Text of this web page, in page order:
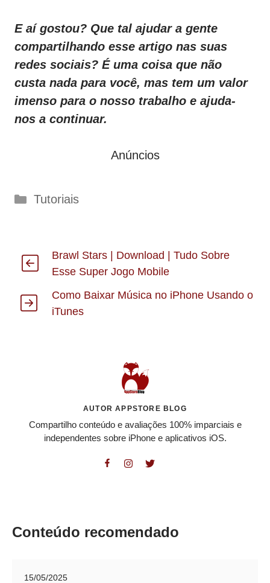
E aí gostou? Que tal ajudar a gente
compartilhando esse artigo nas suas
redes sociais? É uma coisa que não
custa nada para você, mas tem um valor
imenso para o nosso trabalho e ajuda-
nos a continuar.
Anúncios
Categorias
Tutoriais
Brawl Stars | Download | Tudo Sobre
Esse Super Jogo Mobile
Como Baixar Música no iPhone Usando o
iTunes
AUTOR APPSTORE BLOG
Compartilho conteúdo e avaliações 100% imparciais e
independentes sobre iPhone e aplicativos iOS.
Conteúdo recomendado
15/05/2025